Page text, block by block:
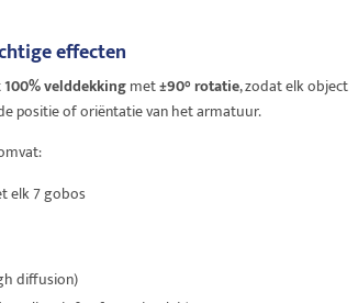
effecten
100% velddekkingmet±90° rotatie, zodat elk object
positie of oriëntatie van het armatuur.
elk 7 gobos
diffusion)